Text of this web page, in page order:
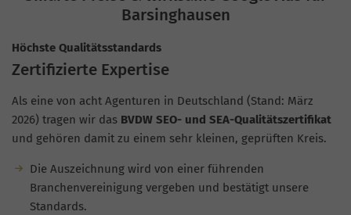
Barsinghausen
Höchste Qualitätsstandards
Zertifizierte Expertise
Als eine von acht Agenturen in Deutschland (Stand: März
2026) tragen wir das BVDW SEO- und SEA-Qualitätszertifikat
und gehören damit zu einem sehr kleinen, geprüften Kreis.
Die Auszeichnung wird von einer führenden
Branchenvereinigung vergeben und bestätigt unsere
Standards.